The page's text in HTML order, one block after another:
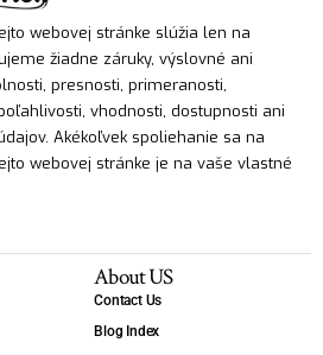
webovej stránke slúžia len na
žiadne záruky, výslovné ani
presnosti, primeranosti,
vhodnosti, dostupnosti ani
Akékoľvek spoliehanie sa na
webovej stránke je na vaše vlastné
About US
Contact Us
Blog Index